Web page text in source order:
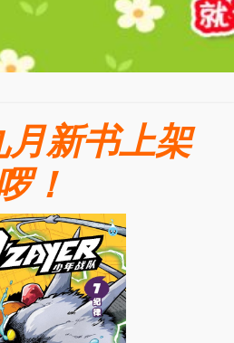
新书上架
！